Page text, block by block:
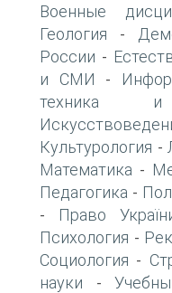
Военные
Геология -
России -
и СМИ -
техника и
Культурология -
Математика -
Педагогика -
- Право
Психология -
Социология -
науки -